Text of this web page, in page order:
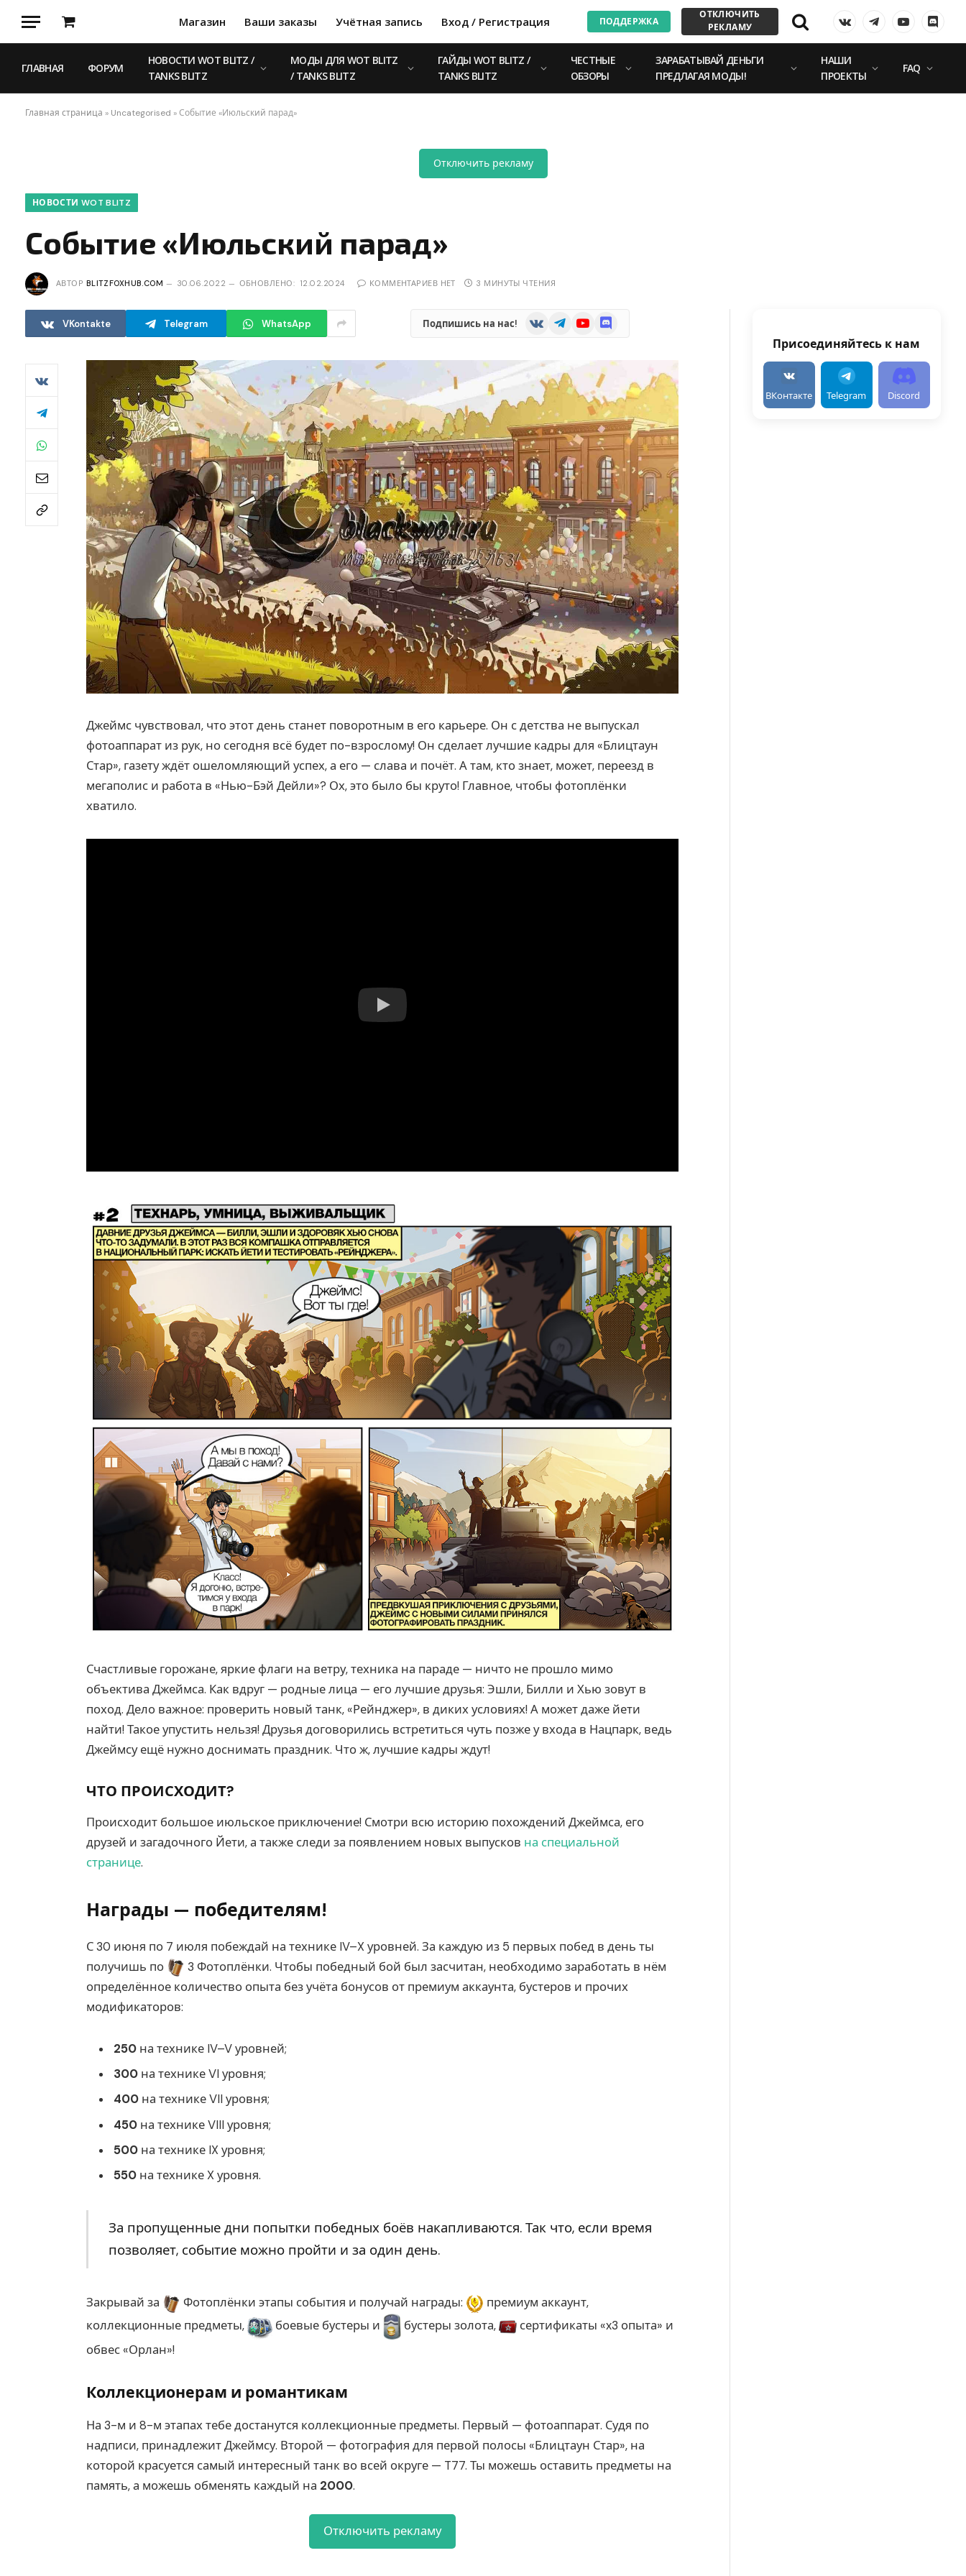
Корзина
Магазин Ваши заказы Учётная запись Вход / Регистрация ПОДДЕРЖКА
ОТКЛЮЧИТЬ
РЕКЛАМУ
VKontakteTelegramYouTube
ГЛАВНАЯ ФОРУМ
НОВОСТИ WOT BLITZ /
TANKS BLITZ
МОДЫ ДЛЯ WOT BLITZ
/ TANKS BLITZ
ГАЙДЫ WOT BLITZ /
TANKS BLITZ
ЧЕСТНЫЕ
ОБЗОРЫ
ЗАРАБАТЫВАЙ ДЕНЬГИ
ПРЕДЛАГАЯ МОДЫ!
НАШИ
ПРОЕКТЫ
FAQ
Главная страница » Uncategorised »Событие «Июльский парад»
Отключить рекламу
НОВОСТИ WOT BLITZ
Событие «Июльский парад»
АВТОР BLITZFOXHUB.COM 30.06.2022 ОБНОВЛЕНО: 12.02.2024 КОММЕНТАРИЕВ НЕТ 3 МИНУТЫ ЧТЕНИЯ
VKontakte Telegram WhatsApp Подпишись на нас! VKontakteTelegramYouTubeDiscord
Джеймс чувствовал, что этот день станет поворотным в его карьере. Он с детства не выпускал
фотоаппарат из рук, но сегодня всё будет по-взрослому! Он сделает лучшие кадры для «Блицтаун
Стар», газету ждёт ошеломляющий успех, а его — слава и почёт. А там, кто знает, может, переезд в
мегаполис и работа в «Нью-Бэй Дейли»? Ох, это было бы круто! Главное, чтобы фотоплёнки
хватило.
Счастливые горожане, яркие флаги на ветру, техника на параде — ничто не прошло мимо
объектива Джеймса. Как вдруг — родные лица — его лучшие друзья: Эшли, Билли и Хью зовут в
поход. Дело важное: проверить новый танк, «Рейнджер», в диких условиях! А может даже йети
найти! Такое упустить нельзя! Друзья договорились встретиться чуть позже у входа в Нацпарк, ведь
Джеймсу ещё нужно доснимать праздник. Что ж, лучшие кадры ждут!
ЧТО ПРОИСХОДИТ?
Происходит большое июльское приключение! Смотри всю историю похождений Джеймса, его
друзей и загадочного Йети, а также следи за появлением новых выпусков на специальной
странице.
Награды — победителям!
С 30 июня по 7 июля побеждай на технике IV–X уровней. За каждую из 5 первых побед в день ты
получишь по
3 Фотоплёнки. Чтобы победный бой был засчитан, необходимо заработать в нём
определённое количество опыта без учёта бонусов от премиум аккаунта, бустеров и прочих
модификаторов:
250на технике IV–V уровней;
300на технике VI уровня;
400на технике VII уровня;
450на технике VIII уровня;
500на технике IX уровня;
550на технике X уровня.
За пропущенные дни попытки победных боёв накапливаются. Так что, если время
позволяет, событие можно пройти и за один день.
Закрывай за Фотоплёнки этапы события и получай награды:
премиум аккаунт,
коллекционные предметы,
боевые бустеры и бустеры золота,
сертификаты «x3 опыта» и
обвес «Орлан»!
Коллекционерам и романтикам
На 3-м и 8-м этапах тебе достанутся коллекционные предметы. Первый — фотоаппарат. Судя по
надписи, принадлежит Джеймсу. Второй — фотография для первой полосы «Блицтаун Стар», на
которой красуется самый интересный танк во всей округе — T77. Ты можешь оставить предметы на
память, а можешь обменять каждый на 2000.
Отключить рекламу
Присоединяйтесь к нам
ВКонтакте Telegram Discord